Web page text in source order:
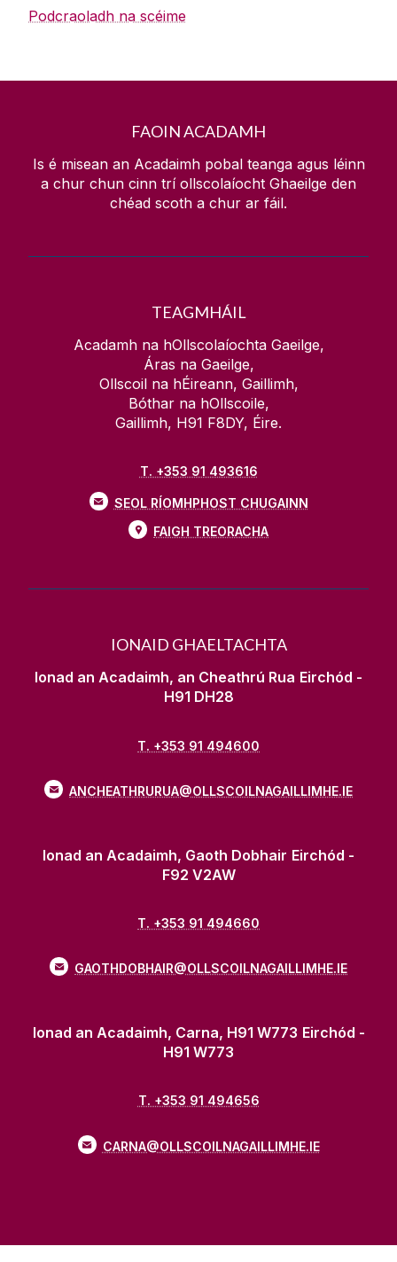
Podcraoladh na scéime
FAOIN ACADAMH
Is é misean an Acadaimh pobal teanga agus léinn
a chur chun cinn trí ollscolaíocht Ghaeilge den
chéad scoth a chur ar fáil.
TEAGMHÁIL
Acadamh na hOllscolaíochta Gaeilge,
Áras na Gaeilge,
Ollscoil na hÉireann, Gaillimh,
Bóthar na hOllscoile,
Gaillimh, H91 F8DY, Éire.
T. +353 91 493616
SEOL RÍOMHPHOST CHUGAINN
FAIGH TREORACHA
IONAID GHAELTACHTA
Ionad an Acadaimh, an Cheathrú Rua Eirchód -
H91 DH28
T. +353 91 494600
ANCHEATHRURUA@OLLSCOILNAGAILLIMHE.IE
Ionad an Acadaimh, Gaoth Dobhair Eirchód -
F92 V2AW
T. +353 91 494660
GAOTHDOBHAIR@OLLSCOILNAGAILLIMHE.IE
Ionad an Acadaimh, Carna, H91 W773 Eirchód -
H91 W773
T. +353 91 494656
CARNA@OLLSCOILNAGAILLIMHE.IE